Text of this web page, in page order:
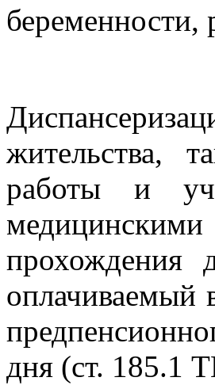
беременности,
жительства,
работы и
прохождения
оплачиваемый
дня (ст. 185.1